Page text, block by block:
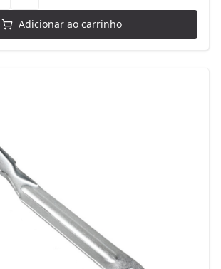
Adicionar ao carrinho